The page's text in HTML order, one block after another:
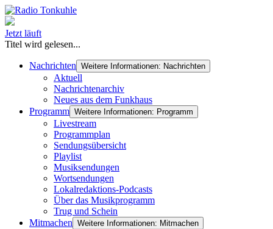
Jetzt läuft
Titel wird gelesen...
Nachrichten Weitere Informationen: Nachrichten
Aktuell
Nachrichtenarchiv
Neues aus dem Funkhaus
Programm Weitere Informationen: Programm
Livestream
Programmplan
Sendungsübersicht
Playlist
Musiksendungen
Wortsendungen
Lokalredaktions-Podcasts
Über das Musikprogramm
Trug und Schein
Mitmachen Weitere Informationen: Mitmachen